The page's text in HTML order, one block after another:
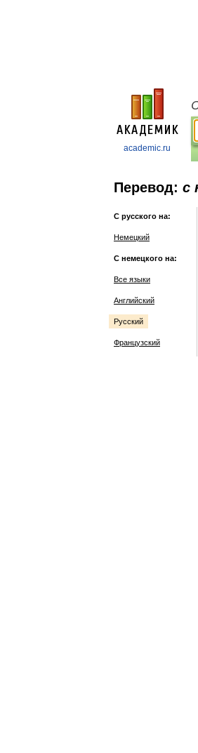
academic.ru
Перевод: с
С русского на:
Немецкий
С немецкого на:
Все языки
Английский
Русский
Французский